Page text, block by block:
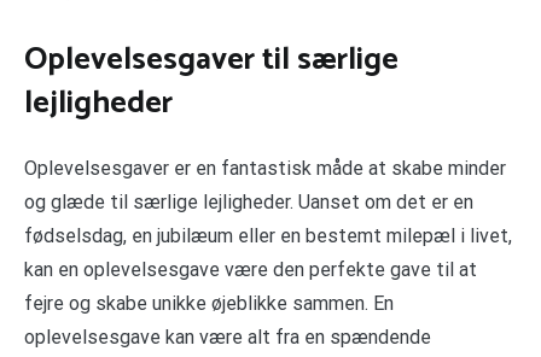
Oplevelsesgaver til særlige
lejligheder
Oplevelsesgaver er en fantastisk måde at skabe minder
og glæde til særlige lejligheder. Uanset om det er en
fødselsdag, en jubilæum eller en bestemt milepæl i livet,
kan en oplevelsesgave være den perfekte gave til at
fejre og skabe unikke øjeblikke sammen. En
oplevelsesgave kan være alt fra en spændende